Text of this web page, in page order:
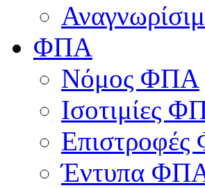
ΦΠΑ
Νόμος ΦΠΑ
Ισοτιμίες
Έντυπα